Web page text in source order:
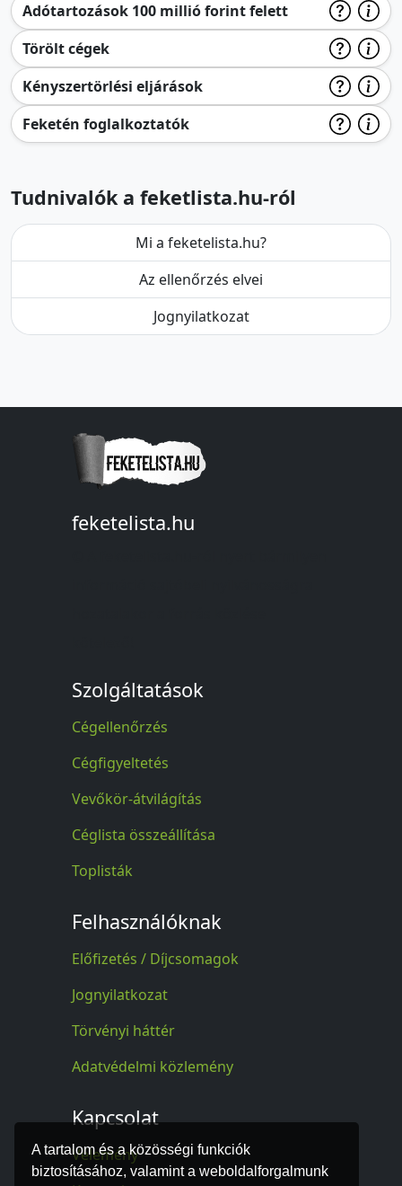
A tartalom és a közösségi funkciók
biztosításához, valamint a weboldalforgalmunk
Adótartozások 100 millió forint felett
Törölt cégek
Kényszertörlési eljárások
Feketén foglalkoztatók
Tudnivalók a feketlista.hu-ról
Mi a feketelista.hu?
Az ellenőrzés elvei
Jognyilatkozat
feketelista.hu
Szolgáltatások
Cégellenőrzés
Cégfigyeltetés
Vevőkör-átvilágítás
Céglista összeállítása
Toplisták
Felhasználóknak
Előfizetés / Díjcsomagok
Jognyilatkozat
Törvényi háttér
Adatvédelmi közlemény
Kapcsolat
Vélemény